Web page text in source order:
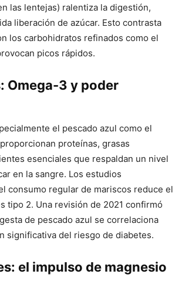
las lentejas) ralentiza la digestión,
liberación de azúcar. Esto contrasta
los carbohidratos refinados como el
picos rápidos.
Omega-3 y poder
el pescado azul como el
proteínas, grasas
esenciales que respaldan un nivel
en la sangre. Los estudios
consumo regular de mariscos reduce el
tipo 2. Una revisión de 2021 confirmó
de pescado azul se correlaciona
significativa del riesgo de diabetes.
el impulso de magnesio